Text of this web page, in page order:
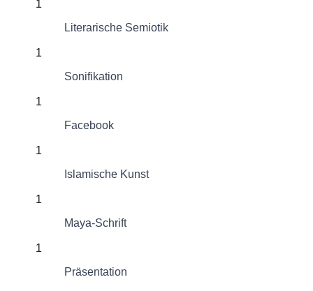
1
Literarische Semiotik
1
Sonifikation
1
Facebook
1
Islamische Kunst
1
Maya-Schrift
1
Präsentation